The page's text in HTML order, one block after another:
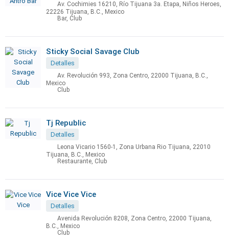
Av. Cochimies 16210, Río Tijuana 3a. Etapa, Niños Heroes,
22226 Tijuana, B.C., Mexico
Bar, Club
Sticky Social Savage Club
Detalles
Av. Revolución 993, Zona Centro, 22000 Tijuana, B.C.,
Mexico
Club
Tj Republic
Detalles
Leona Vicario 1560-1, Zona Urbana Rio Tijuana, 22010
Tijuana, B.C., Mexico
Restaurante, Club
Vice Vice Vice
Detalles
Avenida Revolución 8208, Zona Centro, 22000 Tijuana,
B.C., Mexico
Club